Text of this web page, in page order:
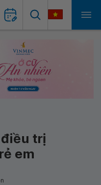
trị
em